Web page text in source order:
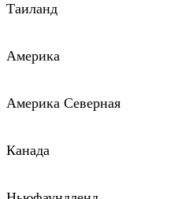
Таиланд
Америка
Америка Северная
Канада